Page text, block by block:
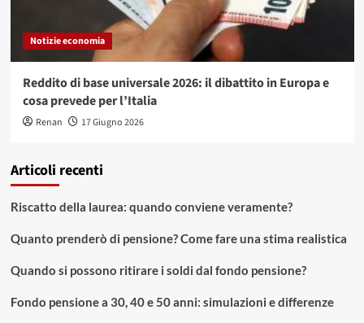
Notizie economia
Reddito di base universale 2026: il dibattito in Europa e
cosa prevede per l’Italia
Renan 17 Giugno 2026
Articoli recenti
Riscatto della laurea: quando conviene veramente?
Quanto prenderò di pensione? Come fare una stima realistica
Quando si possono ritirare i soldi dal fondo pensione?
Fondo pensione a 30, 40 e 50 anni: simulazioni e differenze